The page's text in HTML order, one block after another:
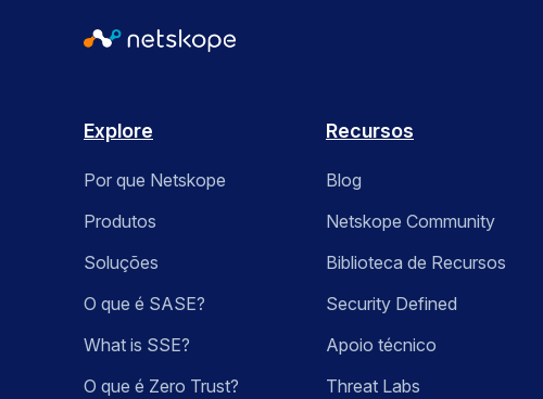
Explore
Por que Netskope
Produtos
Soluções
O que é SASE?
What is SSE?
O que é Zero Trust?
Recursos
Blog
Netskope Community
Biblioteca de Recursos
Security Defined
Apoio técnico
Threat Labs